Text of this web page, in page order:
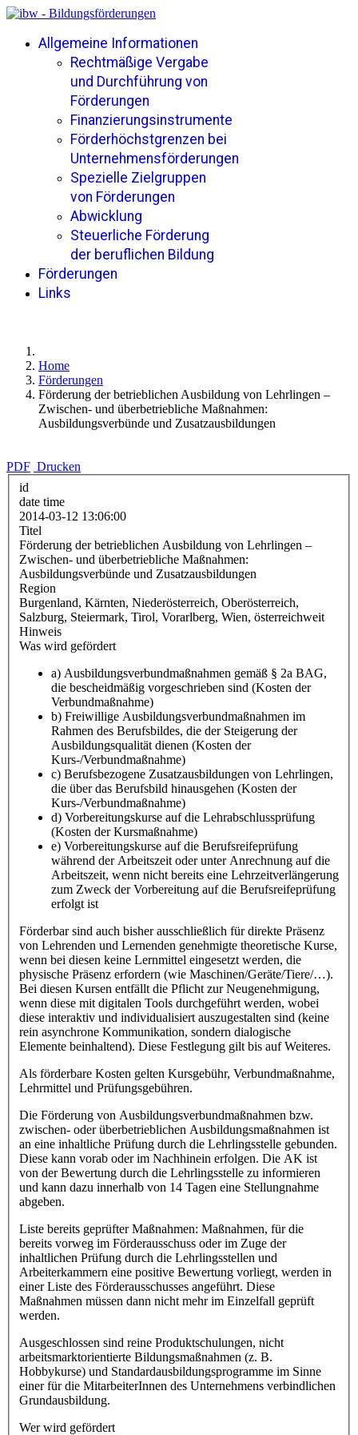
Allgemeine Informationen
Rechtmäßige Vergabe
und Durchführung von
Förderungen
Finanzierungsinstrumente
Förderhöchstgrenzen bei
Unternehmensförderungen
Spezielle Zielgruppen
von Förderungen
Abwicklung
Steuerliche Förderung
der beruflichen Bildung
Förderungen
Links
Home
Förderungen
Förderung der betrieblichen Ausbildung von Lehrlingen –
Zwischen- und überbetriebliche Maßnahmen:
Ausbildungsverbünde und Zusatzausbildungen
PDF Drucken
id
date time
2014-03-12 13:06:00
Titel
Förderung der betrieblichen Ausbildung von Lehrlingen –
Zwischen- und überbetriebliche Maßnahmen:
Ausbildungsverbünde und Zusatzausbildungen
Region
Burgenland, Kärnten, Niederösterreich, Oberösterreich,
Salzburg, Steiermark, Tirol, Vorarlberg, Wien, österreichweit
Hinweis
Was wird gefördert
a) Ausbildungsverbundmaßnahmen gemäß § 2a BAG,
die bescheidmäßig vorgeschrieben sind (Kosten der
Verbundmaßnahme)
b) Freiwillige Ausbildungsverbundmaßnahmen im
Rahmen des Berufsbildes, die der Steigerung der
Ausbildungsqualität dienen (Kosten der
Kurs-/Verbundmaßnahme)
c) Berufsbezogene Zusatzausbildungen von Lehrlingen,
die über das Berufsbild hinausgehen (Kosten der
Kurs-/Verbundmaßnahme)
d) Vorbereitungskurse auf die Lehrabschlussprüfung
(Kosten der Kursmaßnahme)
e) Vorbereitungskurse auf die Berufsreifeprüfung
während der Arbeitszeit oder unter Anrechnung auf die
Arbeitszeit, wenn nicht bereits eine Lehrzeitverlängerung
zum Zweck der Vorbereitung auf die Berufsreifeprüfung
erfolgt ist
Förderbar sind auch bisher ausschließlich für direkte Präsenz
von Lehrenden und Lernenden genehmigte theoretische Kurse,
wenn bei diesen keine Lernmittel eingesetzt werden, die
physische Präsenz erfordern (wie Maschinen/Geräte/Tiere/…).
Bei diesen Kursen entfällt die Pflicht zur Neugenehmigung,
wenn diese mit digitalen Tools durchgeführt werden, wobei
diese interaktiv und individualisiert auszugestalten sind (keine
rein asynchrone Kommunikation, sondern dialogische
Elemente beinhaltend). Diese Festlegung gilt bis auf Weiteres.
Als förderbare Kosten gelten Kursgebühr, Verbundmaßnahme,
Lehrmittel und Prüfungsgebühren.
Die Förderung von Ausbildungsverbundmaßnahmen bzw.
zwischen- oder überbetrieblichen Ausbildungsmaßnahmen ist
an eine inhaltliche Prüfung durch die Lehrlingsstelle gebunden.
Diese kann vorab oder im Nachhinein erfolgen. Die AK ist
von der Bewertung durch die Lehrlingsstelle zu informieren
und kann dazu innerhalb von 14 Tagen eine Stellungnahme
abgeben.
Liste bereits geprüfter Maßnahmen: Maßnahmen, für die
bereits vorweg im Förderausschuss oder im Zuge der
inhaltlichen Prüfung durch die Lehrlingsstellen und
Arbeiterkammern eine positive Bewertung vorliegt, werden in
einer Liste des Förderausschusses angeführt. Diese
Maßnahmen müssen dann nicht mehr im Einzelfall geprüft
werden.
Ausgeschlossen sind reine Produktschulungen, nicht
arbeitsmarktorientierte Bildungsmaßnahmen (z. B.
Hobbykurse) und Standardausbildungsprogramme im Sinne
einer für die MitarbeiterInnen des Unternehmens verbindlichen
Grundausbildung.
Wer wird gefördert